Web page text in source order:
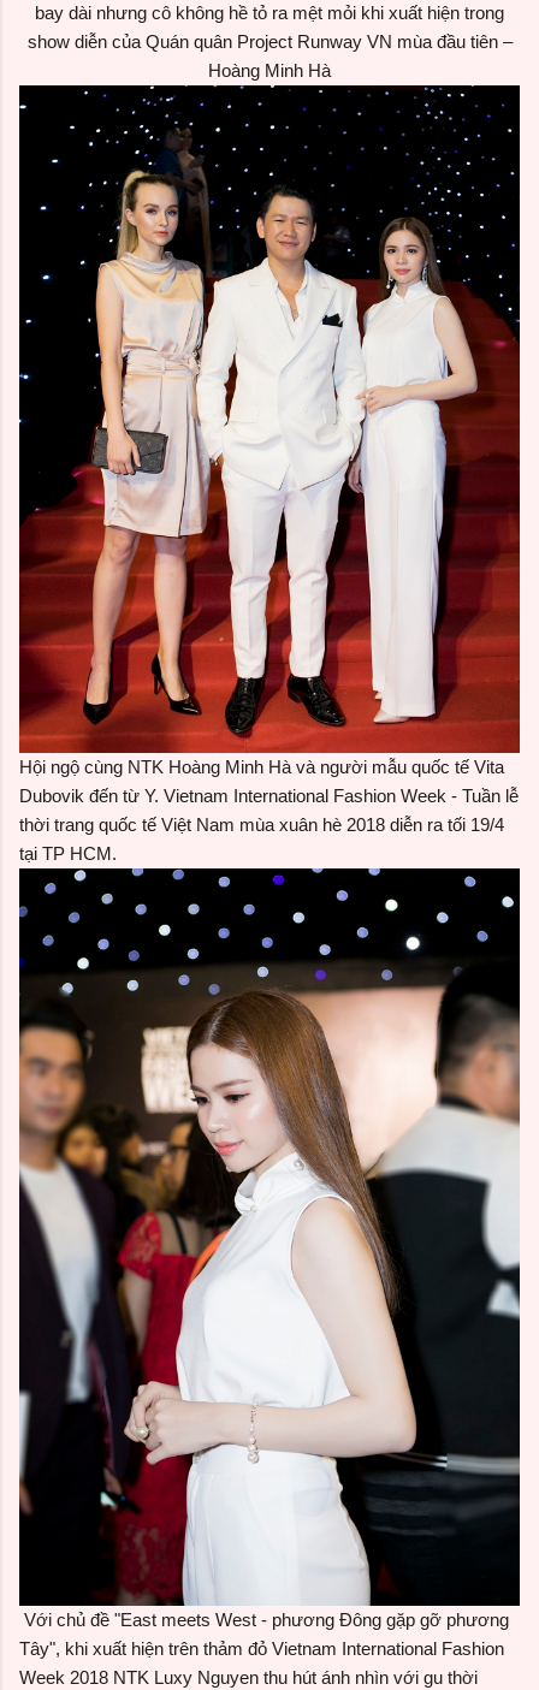
bay dài nhưng cô không hề tỏ ra mệt mỏi khi xuất hiện trong
show diễn của Quán quân Project Runway VN mùa đầu tiên –
Hoàng Minh Hà
Hội ngộ cùng NTK Hoàng Minh Hà và người mẫu quốc tế Vita
Dubovik đến từ Y. Vietnam International Fashion Week - Tuần lễ
thời trang quốc tế Việt Nam mùa xuân hè 2018 diễn ra tối 19/4
tại TP HCM.
Với chủ đề "East meets West - phương Đông gặp gỡ phương
Tây", khi xuất hiện trên thảm đỏ Vietnam International Fashion
Week 2018 NTK Luxy Nguyen thu hút ánh nhìn với gu thời